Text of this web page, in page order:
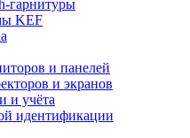
гарнитуры
KEF
и панелей
и экранов
и учёта
идентификации